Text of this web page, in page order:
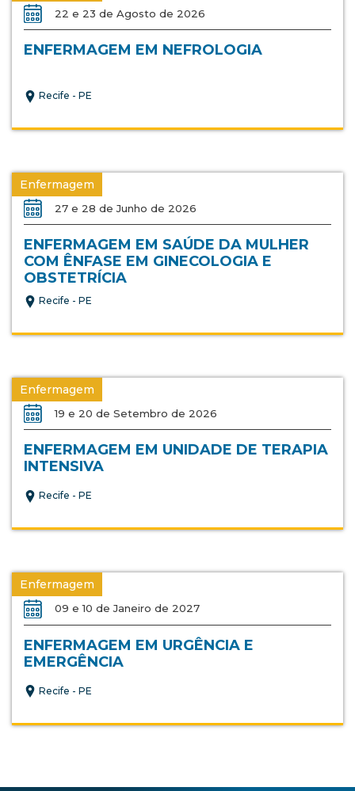
22 e 23 de Agosto de 2026
ENFERMAGEM EM NEFROLOGIA
Recife - PE
Enfermagem
27 e 28 de Junho de 2026
ENFERMAGEM EM SAÚDE DA MULHER
COM ÊNFASE EM GINECOLOGIA E
OBSTETRÍCIA
Recife - PE
Enfermagem
19 e 20 de Setembro de 2026
ENFERMAGEM EM UNIDADE DE TERAPIA
INTENSIVA
Recife - PE
Enfermagem
09 e 10 de Janeiro de 2027
ENFERMAGEM EM URGÊNCIA E
EMERGÊNCIA
Recife - PE